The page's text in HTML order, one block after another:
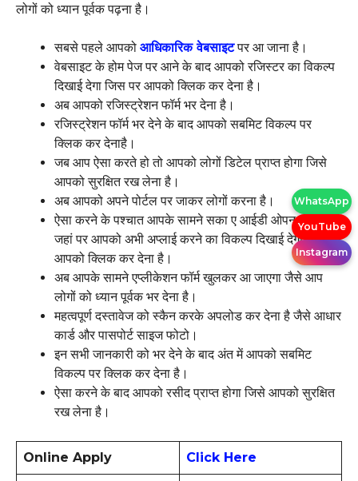
लोगों को ध्यान पूर्वक पढ़ना है।
सबसे पहले आपको आधिकारिक वेबसाइटपर आ जाना है।
वेबसाइट के होम पेज पर आने के बाद आपको रजिस्टर का विकल्प
दिखाई देगा जिस पर आपको क्लिक कर देना है।
अब आपको रजिस्ट्रेशन फॉर्म भर देना है।
रजिस्ट्रेशन फॉर्म भर देने के बाद आपको सबमिट विकल्प पर
क्लिक कर देनाहै।
जब आप ऐसा करते हो तो आपको लोगों डिटेल प्राप्त होगा जिसे
आपको सुरक्षित रख लेना है।
अब आपको अपने पोर्टल पर जाकर लोगों करना है।
ऐसा करने के पश्चात आपके सामने सका ए आईडी ओपन हो जाएगा
जहां पर आपको अभी अप्लाई करने का विकल्प दिखाई देगा जिस पर
आपको क्लिक कर देना है।
अब आपके सामने एप्लीकेशन फॉर्म खुलकर आ जाएगा जैसे आप
लोगों को ध्यान पूर्वक भर देना है।
महत्वपूर्ण दस्तावेज को स्कैन करके अपलोड कर देना है जैसे आधार
कार्ड और पासपोर्ट साइज फोटो।
इन सभी जानकारी को भर देने के बाद अंत में आपको सबमिट
विकल्प पर क्लिक कर देना है।
ऐसा करने के बाद आपको रसीद प्राप्त होगा जिसे आपको सुरक्षित
रख लेना है।
Online Apply Click Here
WhatsApp
YouTube
Instagram